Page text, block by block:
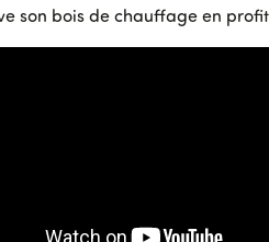
son bois de chauffage en